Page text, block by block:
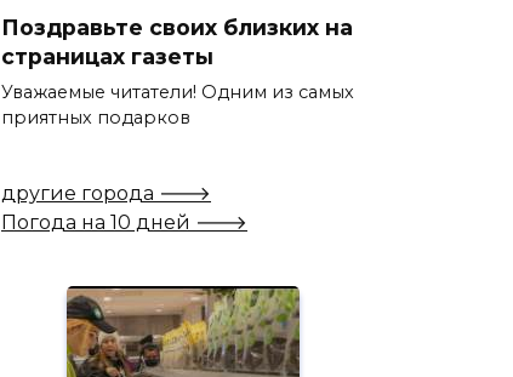
Поздравьте своих близких на
страницах газеты
Уважаемые читатели! Одним из самых
приятных подарков
другие города 🡒
Погода на 10 дней 🡒